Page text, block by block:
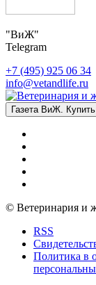
"ВиЖ"
Telegram
+7 (495) 925 06 34
info@vetandlife.ru
Газета ВиЖ. Купить
© Ветеринария и
RSS
Политика в